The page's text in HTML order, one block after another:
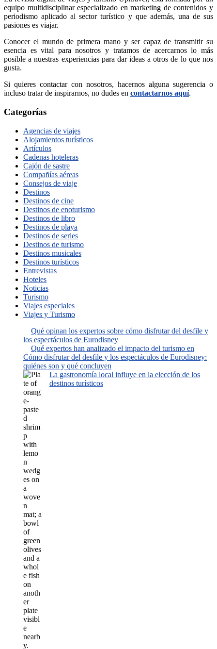
equipo multidisciplinar especializado en marketing de contenidos y
periodismo aplicado al sector turístico y que además, una de sus
pasiones es viajar.
Conocer el mundo de primera mano y ser capaz de transmitir su
esencia es vital para nosotros y tratamos de acercarnos lo más
posible a nuestras experiencias para dar ideas a otros de lo que nos
gusta.
Si quieres contactar con nosotros, hacernos alguna sugerencia o
incluso tratar de inspirarnos, no dudes en contactarnos aquí.
Categorías
Agencias de viajes
Alojamientos turísticos
Artículos
Cadenas hoteleras
Cajón de sastre
Compañías aéreas
Consejos de viaje
Destinos
Destinos de cine
Destinos de enoturismo
Destinos de libro
Destinos de playa
Destinos de series
Destinos de turismo
Destinos musicales
Destinos turísticos
Entrevistas
Hoteles
Noticias
Turismo
Viajes especiales
Viajes y Turismo
Qué opinan los expertos sobre cómo disfrutar del desfile y
los espectáculos de Eurodisney
Qué expertos han analizado el impacto del turismo en
Cómo disfrutar del desfile y los espectáculos de Eurodisney:
quiénes son y qué concluyen
La gastronomía local influye en la elección de los
destinos turísticos